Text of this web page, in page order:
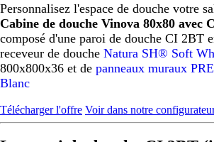
Personnalisez l'espace de douche votre
Cabine de douche Vinova 80x80 avec
composé d'une paroi de douche CI 2BT
receveur de douche Natura SH® Soft
800x800x36 et de panneaux muraux
Blanc
Télécharger l'offre Voir dans notre